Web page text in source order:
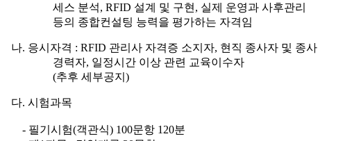
세스 분석, RFID 설계 및 구현, 실제 운영과 사후관리
등의 종합컨설팅 능력을 평가하는 자격임
나. 응시자격 : RFID 관리사 자격증 소지자, 현직 종사자 및 종사
경력자, 일정시간 이상 관련 교육이수자
(추후 세부공지)
다. 시험과목
- 필기시험(객관식) 100문항 120분